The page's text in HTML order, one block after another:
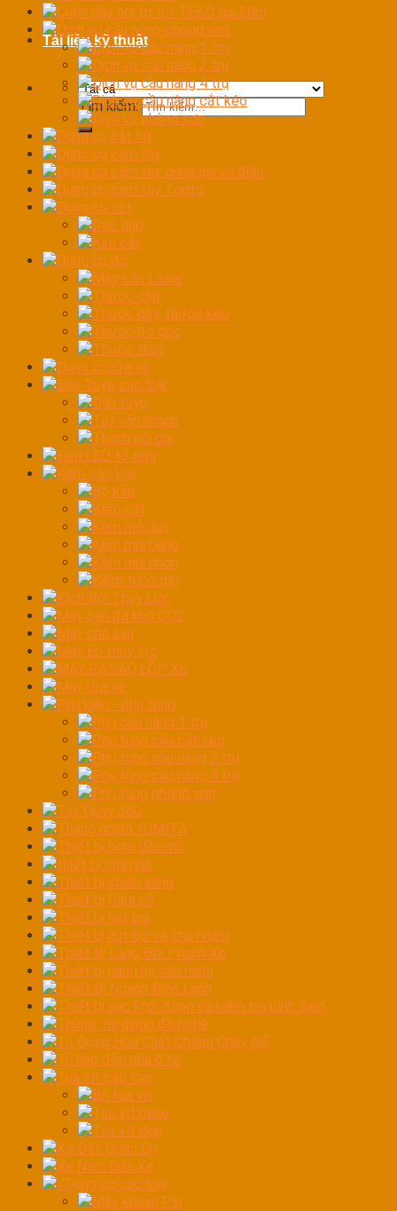
Tài liệu kỹ thuật
Tìm kiếm:
Cuộn dây hơi tự rút TEKO dài 20m
Dịch vụ cầu nâng-phòng sơn
Dịch vụ cầu nâng 1 trụ
Dịch vụ cầu nâng 2 trụ
Dịch vụ cầu nâng 4 trụ
Dịch vụ cầu nâng cắt kéo
Dịch vụ phòng sơn
Dụng cụ bắt vít
Dụng cụ cầm tay
Dụng cụ cầm tay dùng pin và điện
Dụng cụ cầm tay Toptul
Dụng cụ cắt
Dao gấp
Kìm cắt
Dụng cụ đo
Máy cân Laser
Thước cặp
Thước dây, thước kéo
Thước đo góc
Thước thuỷ
Dụng cụ rửa xe
Đầu Tuýp các loại
Đầu tuýp
Tay vặn nhanh
Thanh nối dài
Đèn LED tổ ong
Kềm các loại
Bộ kìm
Kềm cắt
Kềm mỏ quạ
Kềm mũi bằng
Kềm mũi nhọn
Kiềm tuốc dây
Kích Đội Thủy Lực
Máy bắn đá khô CO2
Máy chà sàn
Máy Ép thủy lực
MÁY RA VÀO LỐP XE
Máy rửa xe
Phụ kiện - phụ tùng
Phụ cầu nâng 1 trụ
Phụ tùng cầu cắt kéo
Phụ tùng cầu nâng 2 trụ
Phụ tùng cầu nâng 4 trụ
Phụ tùng phòng sơn
Tay Quay 360
Thang nhôm YUMITA
Thiết bị bơm dầu mỡ
thiết bị chà nhá
Thiết bị chiếu sáng
Thiết bị Gara cũ
Thiết bị hút bụi
Thiết bị hút bụi và chà nhám
Thiết Bị Láng Đĩa Phanh Xe
Thiết bị nâng hạ cầu nâng
Thiết Bị Ngành Điện Lạnh
Thiết bị sạc khởi động và kiểm tra bình điện
Thùng, túi đựng đồ nghề
Tủ Đựng Hóa Chất Chống Cháy Nổ
Tủ hấp đèn pha ô tô
Tua vít các loại
Bộ tua vít
Tua vít bake
Tua vít dẹp
Xe Đẩy Dụng Cụ
Xe Nằm Sửa Xe
YDụng cụ các loại
Máy khoan Pin